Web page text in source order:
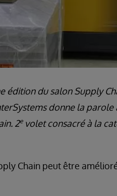
édition du salon Supply
donne la
2evolet consacré à la
Chain peut être